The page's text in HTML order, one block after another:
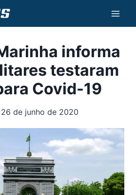
informa
testaram
Covid-19
26 de junho de 2020